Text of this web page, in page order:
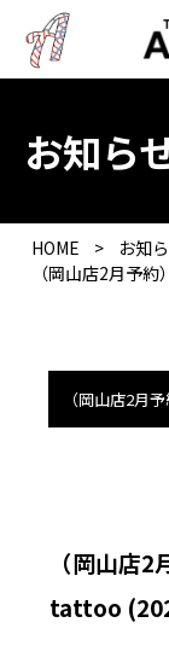
お知ら
HOME > お知
（岡山店2月予
（岡山店2月
（岡山店
tattoo